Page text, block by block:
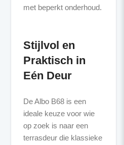
met beperkt onderhoud.
Stijlvol en
Praktisch in
Eén Deur
De Albo B68 is een
ideale keuze voor wie
op zoek is naar een
terrasdeur die klassieke